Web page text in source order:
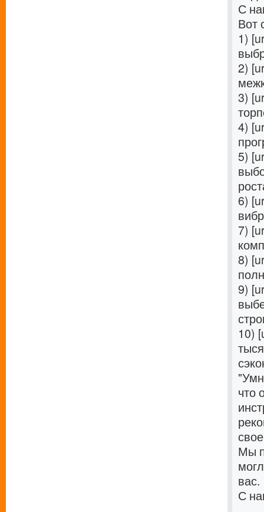
С
Вот
1)
2)
3)
4)
5)
6)
7)
8)
9)
10)
что
Мы
вас.
С